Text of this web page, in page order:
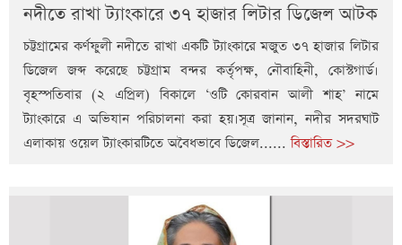
নদীতে রাখা ট্যাংকারে ৩৭ হাজার লিটার ডিজেল আটক
চট্টগ্রামের কর্ণফুলী নদীতে রাখা একটি ট্যাংকারে মজুত ৩৭ হাজার লিটার
ডিজেল জব্দ করেছে চট্টগ্রাম বন্দর কর্তৃপক্ষ, নৌবাহিনী, কোস্টগার্ড।
বৃহস্পতিবার (২ এপ্রিল) বিকালে ‘ওটি কোরবান আলী শাহ’ নামে
ট্যাংকারে এ অভিযান পরিচালনা করা হয়।সূত্র জানান, নদীর সদরঘাট
এলাকায় ওয়েল ট্যাংকারটিতে অবৈধভাবে ডিজেল......বিস্তারিত >>